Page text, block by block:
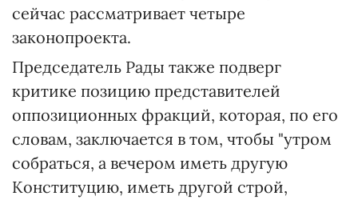
сейчас рассматривает четыре
законопроекта.
Председатель Рады также подверг
критике позицию представителей
оппозиционных фракций, которая, по его
словам, заключается в том, чтобы "утром
собраться, а вечером иметь другую
Конституцию, иметь другой строй,